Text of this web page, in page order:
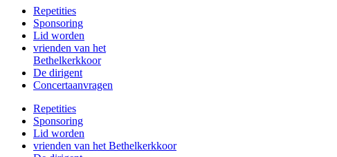
Repetities
Sponsoring
Lid worden
vrienden van het
Bethelkerkkoor
De dirigent
Concertaanvragen
Repetities
Sponsoring
Lid worden
vrienden van het Bethelkerkkoor